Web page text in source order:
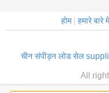
होम| हमारे बारे में
चीन संपीड़न लोड सेल
All